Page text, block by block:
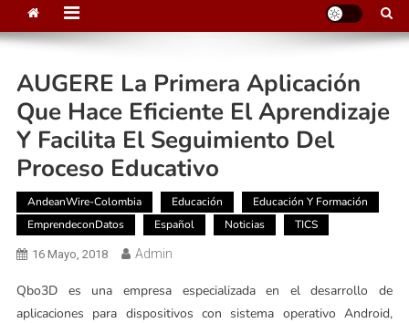
AUGERE La Primera Aplicación
Que Hace Eficiente El Aprendizaje
Y Facilita El Seguimiento Del
Proceso Educativo
AndeanWire-Colombia Educación
Educación Y Formación
EmprendeconDatos
Español Noticias TICS
16 Mayo, 2018 Admin
Qbo3D es una empresa especializada en el desarrollo de
aplicaciones para dispositivos con sistema operativo Android,